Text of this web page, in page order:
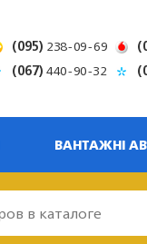
(095) 238-09-69
(067)440-90-32
ВАНТАЖНІ